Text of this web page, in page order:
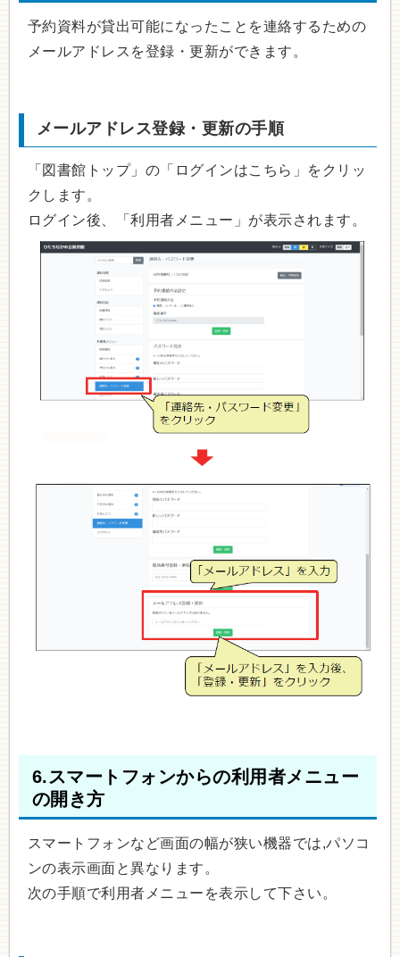
予約資料が貸出可能になったことを連絡するための
メールアドレスを登録・更新ができます。
メールアドレス登録・更新の手順
「図書館トップ」の「ログインはこちら」をクリッ
クします。
ログイン後、「利用者メニュー」が表示されます。
6.スマートフォンからの利用者メニュー
の開き方
スマートフォンなど画面の幅が狭い機器では,パソコ
ンの表示画面と異なります。
次の手順で利用者メニューを表示して下さい。